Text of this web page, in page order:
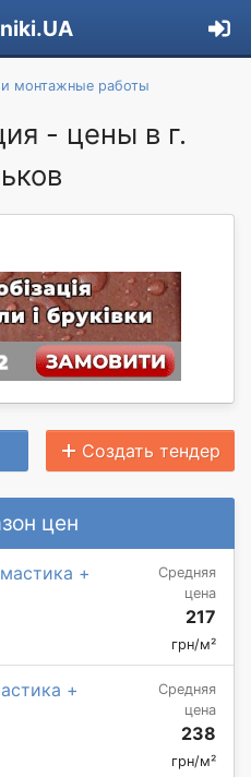
монтажные работы
- цены в г.
Создать тендер
цен
+
Средняя
цена
217
грн/м²
+
Средняя
цена
238
грн/м²